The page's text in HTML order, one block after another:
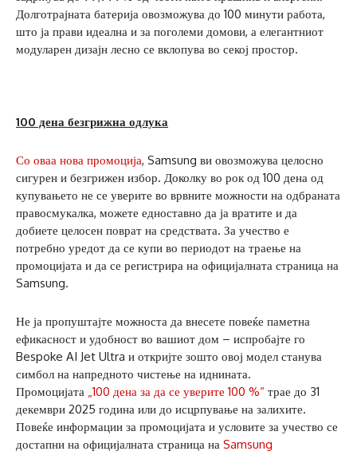
Долготрајната батерија овозможува до 100 минути работа,
што ја прави идеална и за поголеми домови, а елегантниот
модуларен дизајн лесно се вклопува во секој простор.
100 дена безгрижна одлука
Со оваа нова промоција, Samsung ви овозможува целосно
сигурен и безгрижен избор. Доколку во рок од 100 дена од
купувањето не се уверите во врвните можности на одбраната
правосмукалка, можете едноставно да ја вратите и да
добиете целосен поврат на средствата. За учество е
потребно уредот да се купи во периодот на траење на
промоцијата и да се регистрира на официјалната страница на
Samsung.
Не ја пропуштајте можноста да внесете повеќе паметна
ефикасност и удобност во вашиот дом – испробајте го
Bespoke AI Jet Ultra и откријте зошто овој модел станува
симбол на напредното чистење на иднината.
Промоцијата „100 дена за да се уверите 100 %“ трае до 31
декември 2025 година или до исцрпување на залихите.
Повеќе информации за промоцијата и условите за учество се
достапни на официјалната страница на Samsung